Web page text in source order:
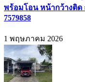
พร้อมโอน หน้ากว้างติด
7579858
1 พฤษภาคม 2026